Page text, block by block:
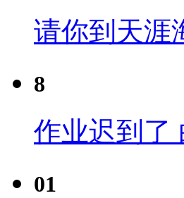
请你到天涯
8
作业迟到了
01